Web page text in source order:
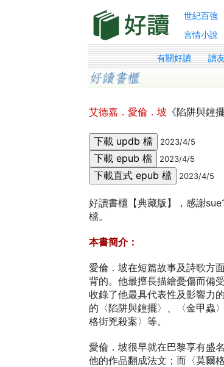
世紀百強
言情小說
有關好讀 讀
艾德嘉．愛倫．坡 《陷阱與鐘
2023/4/5
2023/4/5
2023/4/5
好讀書櫃【典藏版】，感謝
檔。
本書簡介：
愛倫．坡在短篇故事及詩歌方
背的。他最擅長描繪憂傷而備
收錄了他最具代表性及影響力
的〈陷阱與鐘擺〉、〈金甲蟲
格街兇殺案〉等。
愛倫．坡很早就在巴黎享有盛
他的作品翻成法文；而〈莫爾